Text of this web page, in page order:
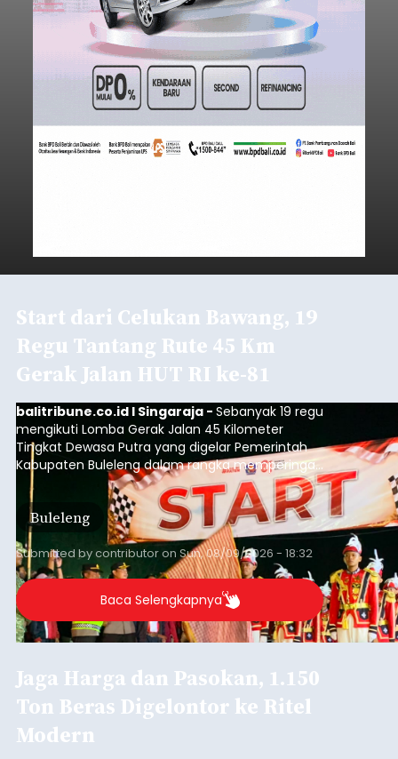
Start dari Celukan Bawang, 19
Regu Tantang Rute 45 Km
Gerak Jalan HUT RI ke-81
balitribune.co.id I Singaraja - Sebanyak 19 regu
mengikuti Lomba Gerak Jalan 45 Kilometer
Tingkat Dewasa Putra yang digelar Pemerintah
Kabupaten Buleleng dalam rangka memperingati
HUT ke-81 Kemerdekaan Republik Indonesia.
Lomba resmi dimulai dari Lapangan Sepak Bola
Desa Celukan Bawang, Sabtu (8/8/2026) malam.
Buleleng
Submitted bycontributoron Sun, 08/09/2026 - 18:32
Baca Selengkapnya
Jaga Harga dan Pasokan, 1.150
Ton Beras Digelontor ke Ritel
Modern